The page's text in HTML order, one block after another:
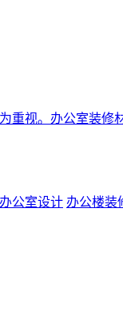
视。办公室装修
公室设计 办公楼装